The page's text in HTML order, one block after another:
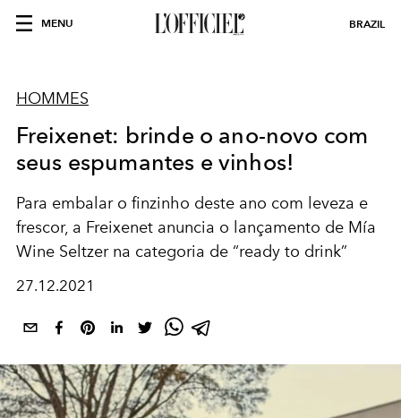
MENU BRAZIL
HOMMES
Freixenet: brinde o ano-novo com
seus espumantes e vinhos!
Para embalar o finzinho deste ano com leveza e
frescor, a Freixenet anuncia o lançamento de Mía
Wine Seltzer na categoria de “ready to drink”
27.12.2021